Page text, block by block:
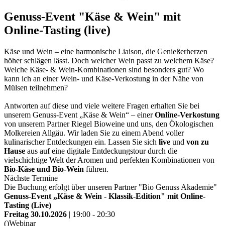
Genuss-Event "Käse & Wein" mit
Online-Tasting (live)
Käse und Wein – eine harmonische Liaison, die Genießerherzen
höher schlägen lässt. Doch welcher Wein passt zu welchem Käse?
Welche Käse- & Wein-Kombinationen sind besonders gut? Wo
kann ich an einer Wein- und Käse-Verkostung in der Nähe von
Mülsen teilnehmen?
Antworten auf diese und viele weitere Fragen erhalten Sie bei
unserem Genuss-Event „Käse & Wein“ – einerOnline-Verkostung
von unserem Partner Riegel Bioweine und uns, den Ökologischen
Molkereien Allgäu. Wir laden Sie zu einem Abend voller
kulinarischer Entdeckungen ein. Lassen Sie sich live und von zu
Hause aus auf eine digitale Entdeckungstour durch die
vielschichtige Welt der Aromen und perfekten Kombinationen von
Bio-Käse und Bio-Wein führen.
Nächste Termine
Die Buchung erfolgt über unseren Partner "Bio Genuss Akademie"
Genuss-Event „Käse & Wein - Klassik-Edition" mit Online-
Tasting (Live)
Freitag 30.10.2026 | 19:00 - 20:30
()Webinar